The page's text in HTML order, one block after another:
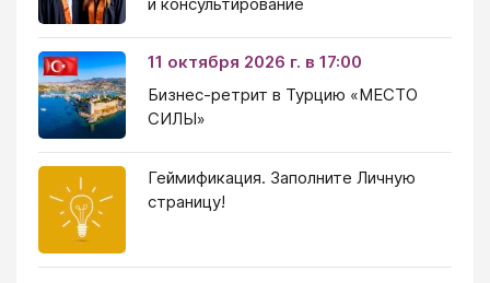
11 октября 2026 г. в 17:00
Бизнес-ретрит в Турцию «МЕСТО
СИЛЫ»
Геймификация. Заполните Личную
страницу!